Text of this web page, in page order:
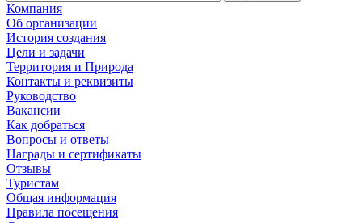
Компания
Об организации
История создания
Цели и задачи
Территория и Природа
Контакты и реквизиты
Руководство
Вакансии
Как добраться
Вопросы и ответы
Награды и сертификаты
Отзывы
Туристам
Общая информация
Правила посещения